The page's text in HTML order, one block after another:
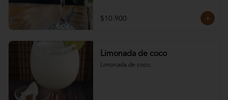
$10.900
Limonada de coco
Limonada de coco.